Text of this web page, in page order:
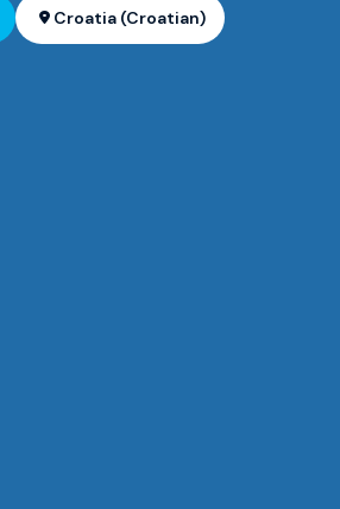
Croatia (Croatian)